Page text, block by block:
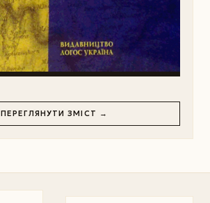
ПЕРЕГЛЯНУТИ ЗМІСТ →